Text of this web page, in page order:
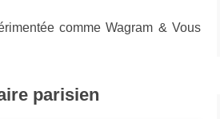
comme Wagram & Vous
parisien